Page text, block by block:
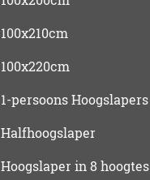
100x210cm
100x220cm
1-persoons Hoogslapers
Halfhoogslaper
Hoogslaper in 8 hoogtes